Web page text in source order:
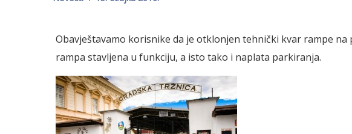
Obavještavamo korisnike da je otklonjen tehnički kvar rampe
rampa stavljena u funkciju, a isto tako i naplata parkiranja.